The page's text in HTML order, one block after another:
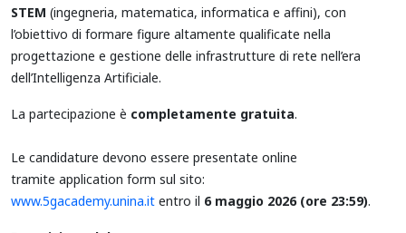
STEM (ingegneria, matematica, informatica e affini), con
l’obiettivo di formare figure altamente qualificate nella
progettazione e gestione delle infrastrutture di rete nell’era
dell’Intelligenza Artificiale.
La partecipazione è completamente gratuita.
Le candidature devono essere presentate online
tramite application form sul sito:
www.5gacademy.unina.it entro il 6 maggio 2026 (ore 23:59).